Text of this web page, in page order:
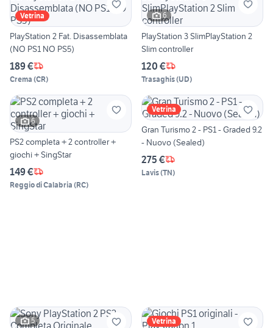
Vetrina
PlayStation 2 Fat. Disassemblata
(NO PS1 NO PS5)
189 €
Crema (CR)
6
PlayStation 3 SlimPlayStation 2
Slim controller
120 €
Trasaghis(UD)
6
PS2 completa + 2 controller +
giochi + SingStar
149 €
Reggio di Calabria (RC)
Vetrina
Gran Turismo 2 - PS1 - Graded 9.2
- Nuovo (Sealed)
275 €
Lavis(TN)
5 Vetrina